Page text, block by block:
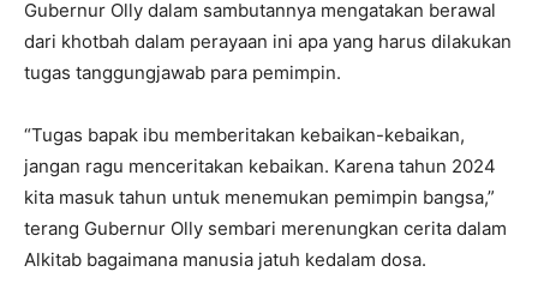
Gubernur Olly dalam sambutannya mengatakan berawal
dari khotbah dalam perayaan ini apa yang harus dilakukan
tugas tanggungjawab para pemimpin.
“Tugas bapak ibu memberitakan kebaikan-kebaikan,
jangan ragu menceritakan kebaikan. Karena tahun 2024
kita masuk tahun untuk menemukan pemimpin bangsa,”
terang Gubernur Olly sembari merenungkan cerita dalam
Alkitab bagaimana manusia jatuh kedalam dosa.